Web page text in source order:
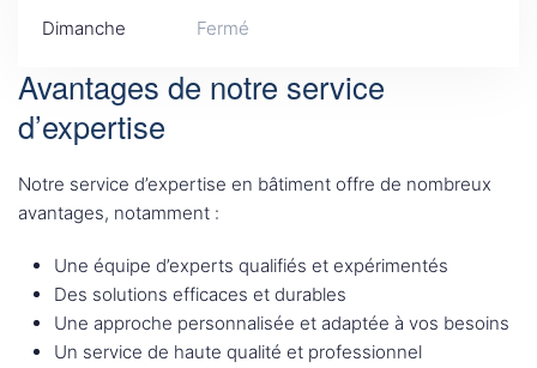
Dimanche
Fermé
Avantages de notre service
d’expertise
Notre service d’expertise en bâtiment offre de nombreux
avantages, notamment :
Une équipe d’experts qualifiés et expérimentés
Des solutions efficaces et durables
Une approche personnalisée et adaptée à vos besoins
Un service de haute qualité et professionnel